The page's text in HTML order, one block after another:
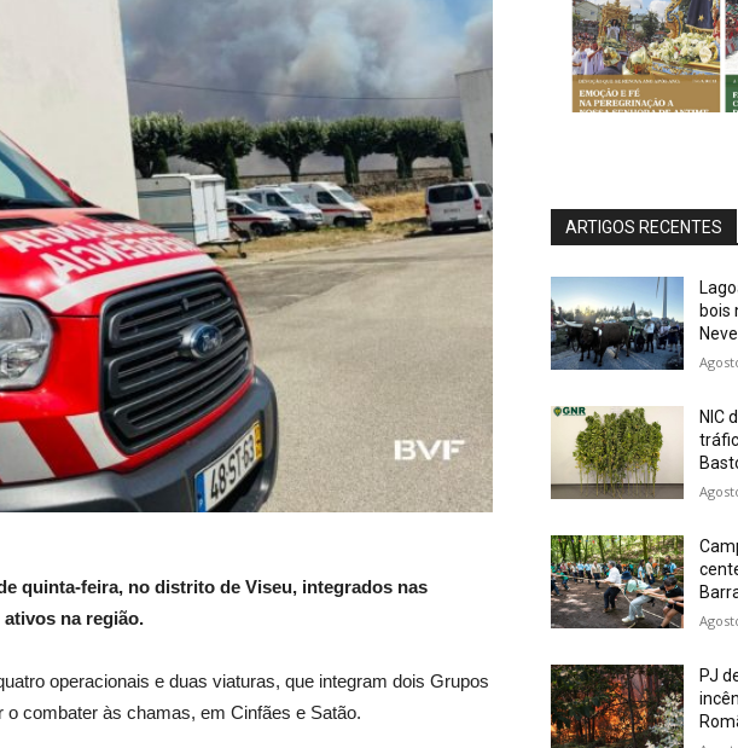
quinta-feira, no distrito de Viseu, integrados nas
na região.
operacionais e duas viaturas, que integram dois Grupos
combater às chamas, em Cinfães e Satão.
ARTIGOS RECENTES
bois
NIC
PJ